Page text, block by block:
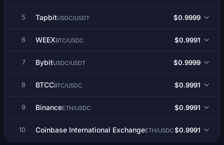
5 TapbitUSDC/USDT $0.9999
6 WEEXBTC/USDC $0.9991
7 BybitUSDC/USDT $0.9999
8 BTCCBTC/USDC $0.9991
9 BinanceETH/USDC $0.9991
10 Coinbase International ExchangeETH/USDC$0.9991